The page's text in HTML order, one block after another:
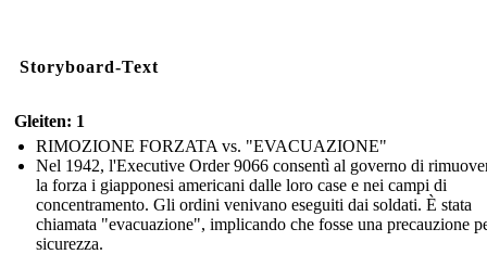
Storyboard-Text
Gleiten: 1
RIMOZIONE FORZATA vs. "EVACUAZIONE"
Nel 1942, l'Executive Order 9066 consentì al governo di
la forza i giapponesi americani dalle loro case e nei campi di
concentramento. Gli ordini venivano eseguiti dai soldati. È stata
chiamata "evacuazione", implicando che fosse una precauzione
sicurezza.